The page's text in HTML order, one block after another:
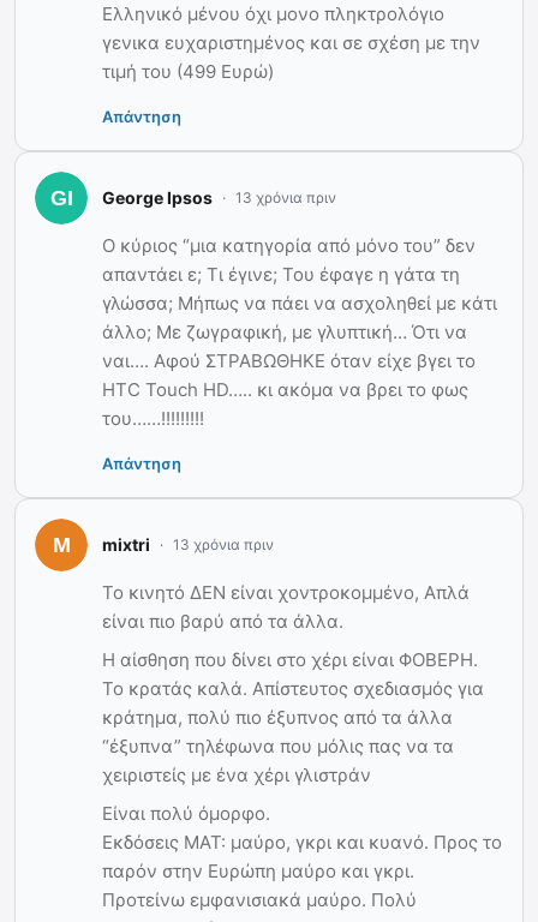
Ελληνικό μένου όχι μονο πληκτρολόγιο
γενικα ευχαριστημένος και σε σχέση με την
τιμή του (499 Ευρώ)
Απάντηση
George Ipsos 13 χρόνια πριν
Ο κύριος “μια κατηγορία από μόνο του” δεν
απαντάει ε; Τι έγινε; Του έφαγε η γάτα τη
γλώσσα; Μήπως να πάει να ασχοληθεί με κάτι
άλλο; Με ζωγραφική, με γλυπτική… Ότι να
ναι…. Αφού ΣΤΡΑΒΩΘΗΚΕ όταν είχε βγει το
HTC Touch HD….. κι ακόμα να βρει το φως
του……!!!!!!!!!
Απάντηση
mixtri 13 χρόνια πριν
Το κινητό ΔΕΝ είναι χοντροκομμένο, Απλά
είναι πιο βαρύ από τα άλλα.
Η αίσθηση που δίνει στο χέρι είναι ΦΟΒΕΡΗ.
Το κρατάς καλά. Απίστευτος σχεδιασμός για
κράτημα, πολύ πιο έξυπνος από τα άλλα
“έξυπνα” τηλέφωνα που μόλις πας να τα
χειριστείς με ένα χέρι γλιστράν
Είναι πολύ όμορφο.
Εκδόσεις ΜΑΤ: μαύρο, γκρι και κυανό. Προς το
παρόν στην Ευρώπη μαύρο και γκρι.
Προτείνω εμφανισιακά μαύρο. Πολύ